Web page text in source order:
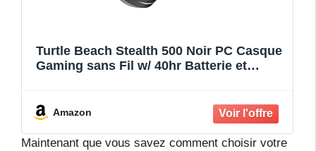
Turtle Beach Stealth 500 Noir PC Casque
Gaming sans Fil w/ 40hr Batterie et
Amazon
Maintenant que vous savez comment choisir votre